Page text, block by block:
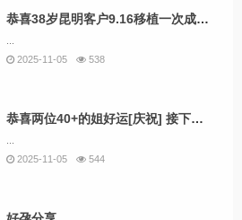
恭喜38岁昆明客户9.16移植一次成功上岸，用技术说话，接下来好好保胎
2025-11-05
538
恭喜两位40+的姐好运[庆祝] 接下来继续顺顺利利呀
2025-11-05
544